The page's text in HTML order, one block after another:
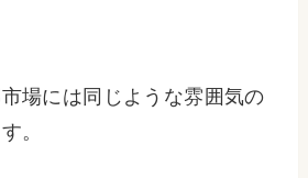
場には同じような雰囲気の
。